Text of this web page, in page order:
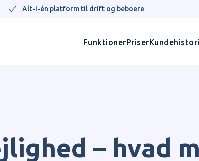
FunktionerPriser
Alt-i-én platform til drift og beboere
– hvad